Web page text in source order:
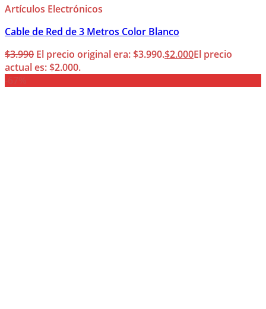
Artículos Electrónicos
Cable de Red de 3 Metros Color Blanco
$3.990 El precio original era: $3.990.$2.000El precio
actual es: $2.000.